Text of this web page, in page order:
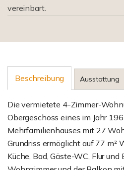
vereinbart.
Beschreibung Ausstattung
Die vermietete 4-Zimmer-
Obergeschoss eines im Jahr
Mehrfamilienhauses mit 27
Grundriss ermöglicht auf 77 m²
Küche, Bad, Gäste-WC, Flur